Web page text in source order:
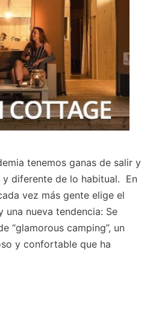
tenemos ganas de salir y
diferente de lo habitual. En
vez más gente elige el
una nueva tendencia: Se
“glamorous camping”, un
y confortable que ha